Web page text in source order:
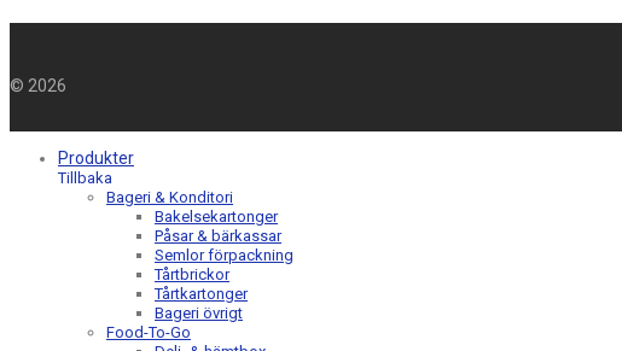
© 2026
Produkter
Tillbaka
Bageri & Konditori
Bakelsekartonger
Påsar & bärkassar
Semlor förpackning
Tårtbrickor
Tårtkartonger
Bageri övrigt
Food-To-Go